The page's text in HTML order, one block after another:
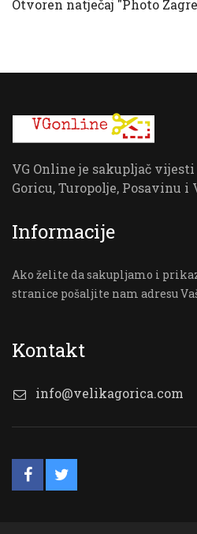
Otvoren natječaj "Photo
VG Online je sakupljač
Goricu, Turopolje, Posavinu
Informacije
Ako želite da sakupljamo i
stranice pošaljite nam adresu
Kontakt
info@velikagorica.com